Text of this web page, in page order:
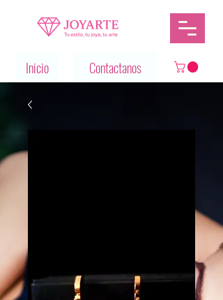
Inicio Contactanos